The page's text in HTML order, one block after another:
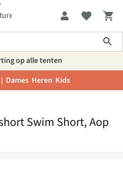
op alle tenten
Dames Heren Kids
Swim Short, Aop